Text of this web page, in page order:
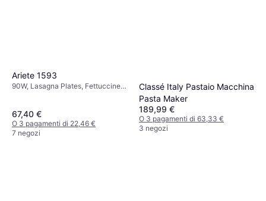
Ariete 1593
90W, Lasagna Plates, Fettuccine,
67,40 €
O 3 pagamenti di 22,46 €
7 negozi
Classé Italy Pastaio Macchina
Pasta Maker
189,99 €
O 3 pagamenti di 63,33 €
3 negozi